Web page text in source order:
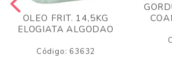
OLEO FRIT. 14,5KG
ELOGIATA ALGODAO
Código: 63632